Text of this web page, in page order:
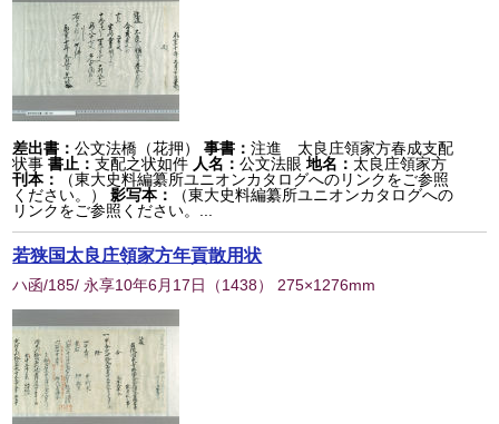
差出書：公文法橋（花押） 事書：注進 太良庄領家方春成支配
状事 書止：支配之状如件 人名：公文法眼 地名： 太良庄領家方
刊本：
（東大史料編纂所ユニオンカタログへのリンクをご参照
ください。）
影写本：
（東大史料編纂所ユニオンカタログへの
リンクをご参照ください。...
若狭国太良庄領家方年貢散用状
ハ函/185/ 永享10年6月17日 （1438） 275×1276mm